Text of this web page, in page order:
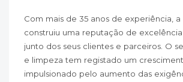
Com mais de 35 anos de experiência,
construiu uma reputação de
junto dos seus clientes e parceiros. O
e limpeza tem registado um
impulsionado pelo aumento das